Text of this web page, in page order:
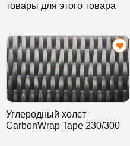
товары для этого товара
Углеродный холст
CarbonWrap Tape 230/300